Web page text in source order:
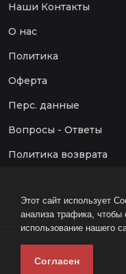
Этот сайт использует
анализа трафика,
использование нашего
Согласен
Наши Контакты
О нас
Политика
Оферта
Перс. данные
Вопросы - Ответы
Политика возврата